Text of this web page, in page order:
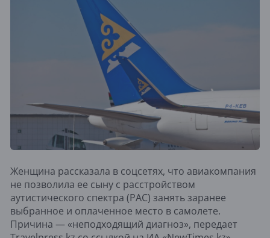
Женщина рассказала в соцсетях, что авиакомпания
не позволила ее сыну с расстройством
аутистического спектра (РАС) занять заранее
выбранное и оплаченное место в самолете.
Причина — «неподходящий диагноз», передает